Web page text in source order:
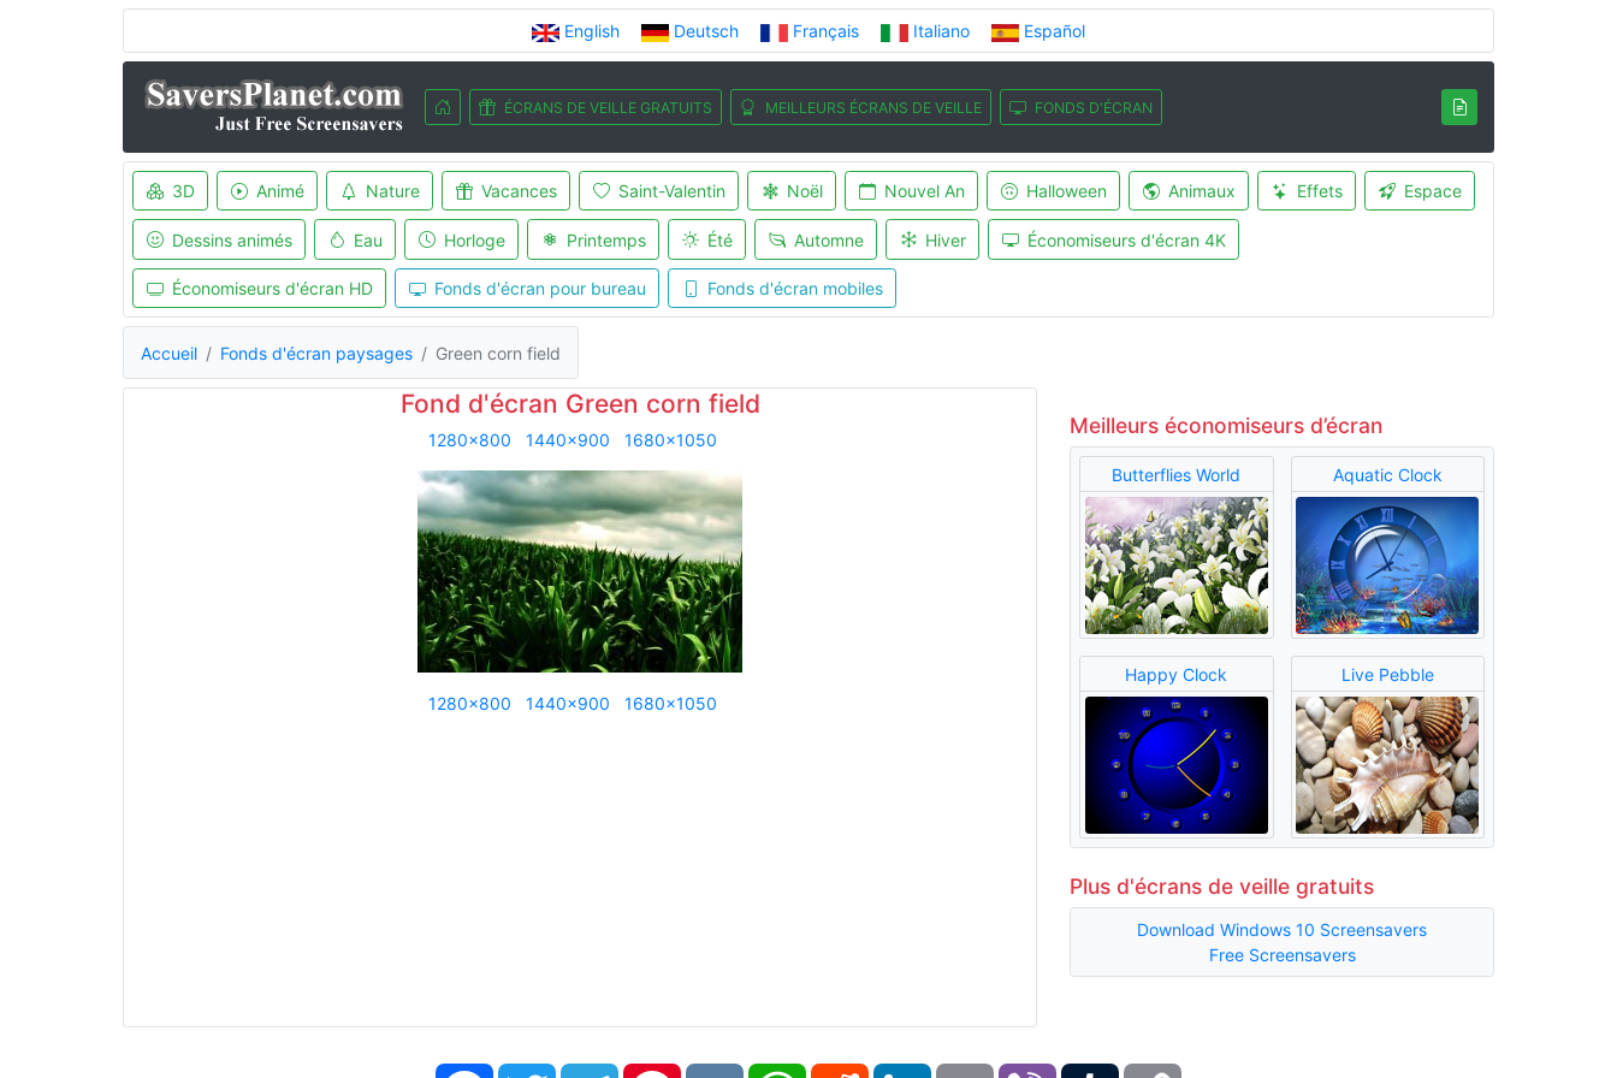
English Deutsch Français Italiano Español
ÉCRANS DE VEILLE GRATUITS MEILLEURS ÉCRANS DE VEILLE FONDS D'ÉCRAN
3D Animé Nature Vacances Saint-Valentin Noël Nouvel An Halloween Animaux Effets Espace
Dessins animés Eau Horloge Printemps Été Automne Hiver Économiseurs d'écran 4K
Économiseurs d'écran HD Fonds d'écran pour bureau Fonds d'écran mobiles
Accueil Fonds d'écran paysages Green corn field
Fond d'écran Green corn field
1280x800 1440x900 1680x1050
1280x800 1440x900 1680x1050
Meilleurs économiseurs d’écran
Butterflies World Aquatic Clock
Happy Clock Live Pebble
Plus d'écrans de veille gratuits
Download Windows 10 Screensavers
Free Screensavers